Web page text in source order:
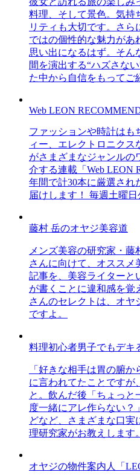
料理、そして景色。気持
リティも大切です。さら
ではの個性的な魅力があ
思い出になるはず。そん
間を演出する“ハズさな
た中から自信をもってご
Web LEON
ファッションや時計はも
ィー、エレクトロニクス
がさまざまなジャンルの
介する連載「Web LEON
年間で計30本に厳選され
届けします！ 毎週土曜日
藤村 岳のオヤジ美容道
メンズ美容の研究家・藤
さんに向けて、オススメ
記事を、美容ライターと
が書くことに違和感を覚
さんのセレクトは、オヤ
ですよ。
料理初心者男子でもデキ
「好きな相手は胃の腑
に言われてたことですが
と。飲んだ後「ちょっと
度一緒にアレ作らない？
どなど、さまざまな口実
理研究家がお教えします。
オヤジの物件案内人「